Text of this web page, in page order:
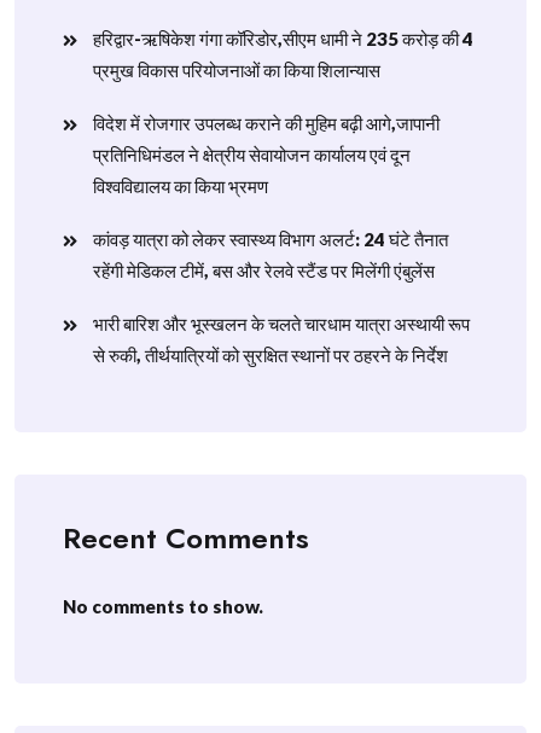
हरिद्वार-ऋषिकेश गंगा कॉरिडोर,सीएम धामी ने 235 करोड़ की 4
प्रमुख विकास परियोजनाओं का किया शिलान्यास
विदेश में रोजगार उपलब्ध कराने की मुहिम बढ़ी आगे,जापानी
प्रतिनिधिमंडल ने क्षेत्रीय सेवायोजन कार्यालय एवं दून
विश्वविद्यालय का किया भ्रमण
​कांवड़ यात्रा को लेकर स्वास्थ्य विभाग अलर्ट: 24 घंटे तैनात
रहेंगी मेडिकल टीमें, बस और रेलवे स्टैंड पर मिलेंगी एंबुलेंस
​भारी बारिश और भूस्खलन के चलते चारधाम यात्रा अस्थायी रूप
से रुकी, तीर्थयात्रियों को सुरक्षित स्थानों पर ठहरने के निर्देश
Recent Comments
No comments to show.